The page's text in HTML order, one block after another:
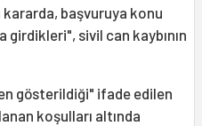
kararda, başvuruya konu
girdikleri", sivil can kaybının
gösterildiği" ifade edilen
koşulları altında